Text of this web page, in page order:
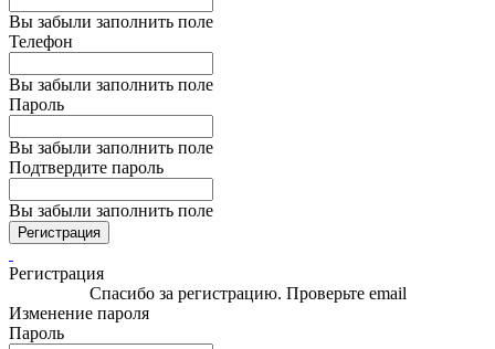
Вы забыли заполнить поле
Телефон
Вы забыли заполнить поле
Пароль
Вы забыли заполнить поле
Подтвердите пароль
Вы забыли заполнить поле
Регистрация
Регистрация
Спасибо за регистрацию. Проверьте email
Изменение пароля
Пароль